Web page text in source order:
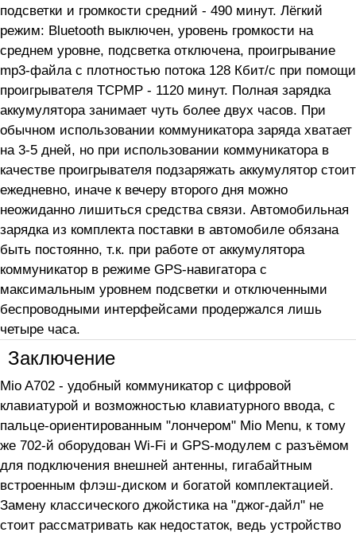
подсветки и громкости средний - 490 минут. Лёгкий
режим: Bluetooth выключен, уровень громкости на
среднем уровне, подсветка отключена, проигрывание
mp3-файла с плотностью потока 128 Кбит/с при помощи
проигрывателя TCPMP - 1120 минут. Полная зарядка
аккумулятора занимает чуть более двух часов. При
обычном использовании коммуникатора заряда хватает
на 3-5 дней, но при использовании коммуникатора в
качестве проигрывателя подзаряжать аккумулятор стоит
ежедневно, иначе к вечеру второго дня можно
неожиданно лишиться средства связи. Автомобильная
зарядка из комплекта поставки в автомобиле обязана
быть постоянно, т.к. при работе от аккумулятора
коммуникатор в режиме GPS-навигатора с
максимальным уровнем подсветки и отключенными
беспроводными интерфейсами продержался лишь
четыре часа.
Заключение
Mio A702 - удобный коммуникатор с цифровой
клавиатурой и возможностью клавиатурного ввода, с
пальце-ориентированным "лончером" Mio Menu, к тому
же 702-й оборудован Wi-Fi и GPS-модулем с разъёмом
для подключения внешней антенны, гигабайтным
встроенным флэш-диском и богатой комплектацией.
Замену классического джойстика на "джог-дайл" не
стоит рассматривать как недостаток, ведь устройство